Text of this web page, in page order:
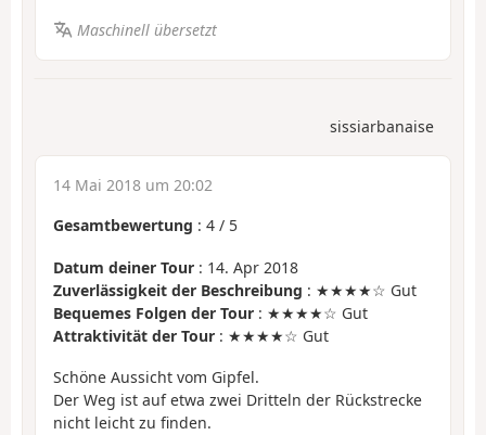
Maschinell übersetzt
sissiarbanaise
14 Mai 2018 um 20:02
Gesamtbewertung : 4 / 5
Datum deiner Tour : 14. Apr 2018
Zuverlässigkeit der Beschreibung : ★★★★☆ Gut
Bequemes Folgen der Tour : ★★★★☆ Gut
Attraktivität der Tour : ★★★★☆ Gut
Schöne Aussicht vom Gipfel.
Der Weg ist auf etwa zwei Dritteln der Rückstrecke
nicht leicht zu finden.